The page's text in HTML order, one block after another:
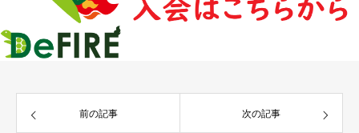
前の記事 次の記事